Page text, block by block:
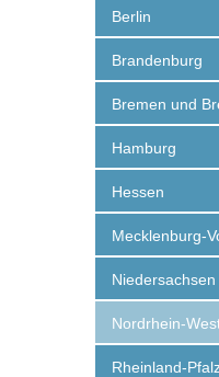
Berlin
Brandenburg
Bremen und
Hamburg
Hessen
Mecklenburg-
Niedersachsen
Nordrhein-
Rheinland-